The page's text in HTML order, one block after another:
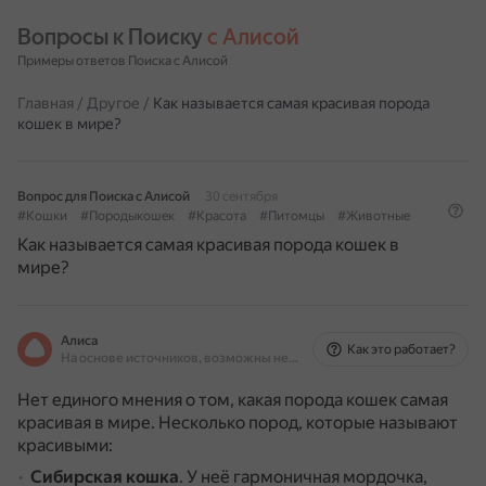
Вопросы к Поиску с Алисой
Примеры ответов Поиска с Алисой
Главная / Другое / Как называется самая красивая порода
кошек в мире?
Вопрос для Поиска с Алисой
30 сентября
#Кошки
#Породыкошек #Красота #Питомцы #Животные
Как называется самая красивая порода кошек в
мире?
Алиса
На основе источников, возможны неточности
Как это работает?
Нет единого мнения о том, какая порода кошек самая
красивая в мире. Несколько пород, которые называют
красивыми:
Сибирская кошка. У неё гармоничная мордочка,